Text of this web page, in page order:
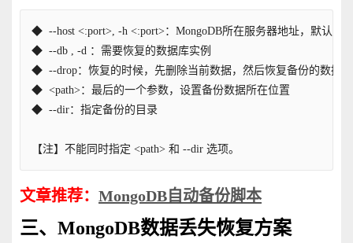
◆  --host <:port>, -h <:port>：MongoDB所在服务器地址，默认为
◆  --db , -d ：需要恢复的数据库实例
◆  --drop：恢复的时候，先删除当前数据，然后恢复备份的数据
◆  <path>：最后的一个参数，设置备份数据所在位置
◆  --dir：指定备份的目录
【注】不能同时指定 <path> 和 --dir 选项。
文章推荐： MongoDB自动备份脚本
三、MongoDB数据丢失恢复方案